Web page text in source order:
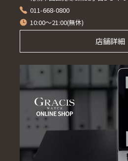
011-668-0800
10:00～21:00(無休)
店舗詳細